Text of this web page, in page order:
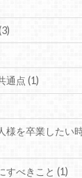
通点 (1)
様を卒業したい
すべきこと (1)